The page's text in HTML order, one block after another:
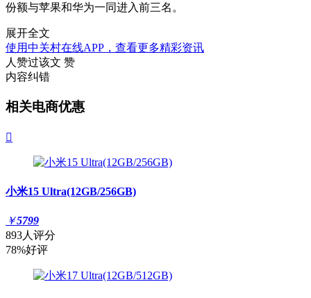
份额与苹果和华为一同进入前三名。
展开全文
使用中关村在线APP，查看更多精彩资讯
人赞过该文 赞
内容纠错
相关电商优惠

小米15 Ultra(12GB/256GB)
￥5799
893人评分
78%好评